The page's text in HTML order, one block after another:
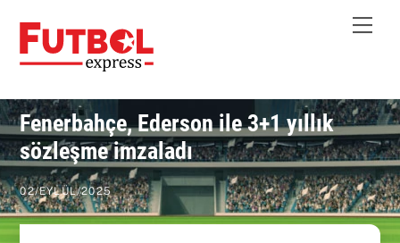
content
Fenerbahçe, Ederson ile 3+1 yıllık
sözleşme imzaladı
02/EYLÜL/2025